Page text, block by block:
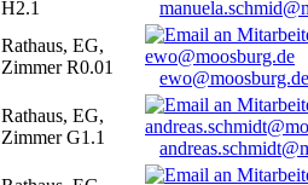
H2.1
Rathaus, EG,
Zimmer R0.01
ewo@moosburg.de
Rathaus, EG,
Zimmer G1.1